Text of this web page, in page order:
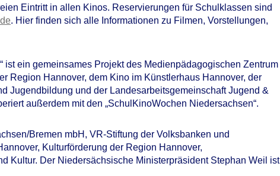
Eintritt in allen Kinos. Reservierungen für Schulklassen sind
. Hier finden sich alle Informationen zu Filmen, Vorstellungen,
ist ein gemeinsames Projekt des Medienpädagogischen Zentrum
Region Hannover, dem Kino im Künstlerhaus Hannover, der
Jugendbildung und der Landesarbeitsgemeinschaft Jugend &
außerdem mit den „SchulKinoWochen Niedersachsen“.
Bremen mbH, VR-Stiftung der Volksbanken und
Kulturförderung der Region Hannover,
Kultur. Der Niedersächsische Ministerpräsident Stephan Weil ist